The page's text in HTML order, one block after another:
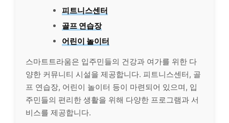
피트니스센터
골프 연습장
어린이 놀이터
스마트트라움은 입주민들의 건강과 여가를 위한 다
양한 커뮤니티 시설을 제공합니다. 피트니스센터, 골
프 연습장, 어린이 놀이터 등이 마련되어 있으며, 입
주민들의 편리한 생활을 위해 다양한 프로그램과 서
비스를 제공합니다.